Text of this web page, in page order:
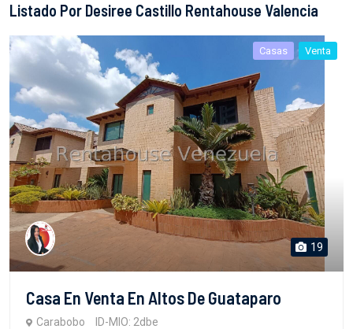
Listado Por Desiree Castillo Rentahouse Valencia
Casas Venta
19
Casa En Venta En Altos De Guataparo
Carabobo ID-MIO: 2dbe